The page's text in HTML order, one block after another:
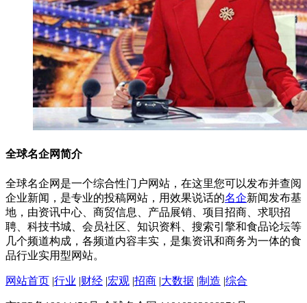
全球名企网简介
全球名企网是一个综合性门户网站，在这里您可以发布并查阅
企业新闻，是专业的投稿网站，用效果说话的名企新闻发布基
地，由资讯中心、商贸信息、产品展销、项目招商、求职招
聘、科技书城、会员社区、知识资料、搜索引擎和食品论坛等
几个频道构成，各频道内容丰实，是集资讯和商务为一体的食
品行业实用型网站。
网站首页 |行业 |财经 |宏观 |招商 |大数据 |制造 |综合